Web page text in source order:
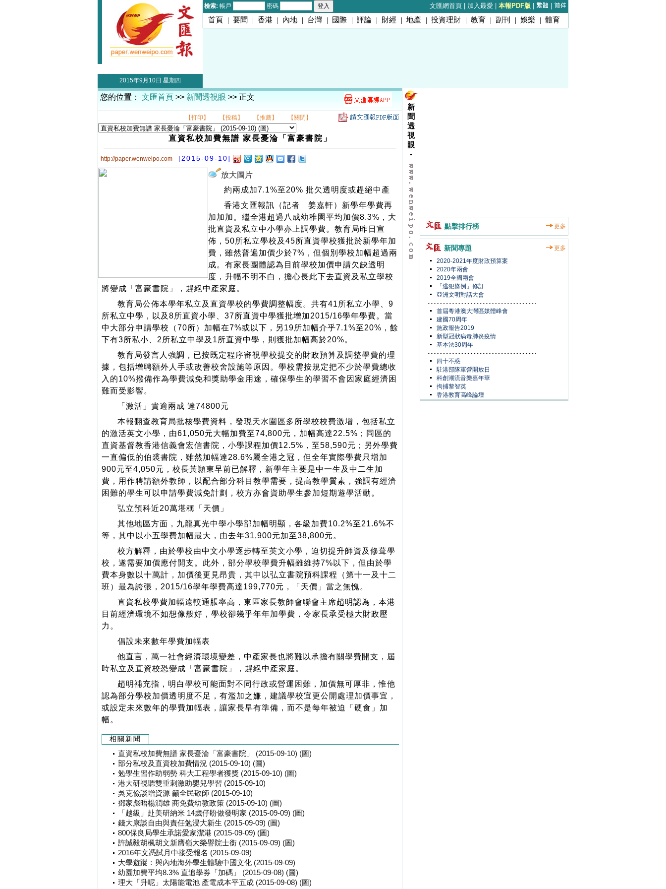
檢索: 帳戶 密碼 文匯網首頁 加入最愛 本報PDF版
首頁 | 要聞 | 香港 | 內地 | 台灣 | 國際 | 評論 | 財經 | 地產 | 投資理財 | 教育 | 副刊 | 娛樂 | 體育
2015年9月10日 星期四
您的位置： 文匯首頁 >> 新聞透視眼 >> 正文
【打印】 【投稿】 【推薦】 【關閉】
直資私校加費無譜 家長憂淪「富豪書院」
http://paper.wenweipo.com [2015-09-10]
放大圖片
約兩成加7.1%至20% 批欠透明度或趕絕中產
香港文匯報訊（記者 姜嘉軒）新學年學費再
加加加。繼全港超過八成幼稚園平均加價8.3%，大
批直資及私立中小學亦上調學費。教育局昨日宣
佈，50所私立學校及45所直資學校獲批於新學年加
費，雖然普遍加價少於7%，但個別學校加幅超過兩
成。有家長團體認為目前學校加價申請欠缺透明
度，升幅不明不白，擔心長此下去直資及私立學校
將變成「富豪書院」，趕絕中產家庭。
教育局公佈本學年私立及直資學校的學費調整幅度。共有41所私立小學、9
所私立中學，以及8所直資小學、37所直資中學獲批增加2015/16學年學費。當
中大部分申請學校（70所）加幅在7%或以下，另19所加幅介乎7.1%至20%，餘
下有3所私小、2所私立中學及1所直資中學，則獲批加幅高於20%。
教育局發言人強調，已按既定程序審視學校提交的財政預算及調整學費的理
據，包括增聘額外人手或改善校舍設施等原因。學校需按規定把不少於學費總收
入的10%撥備作為學費減免和獎助學金用途，確保學生的學習不會因家庭經濟困
難而受影響。
「激活」貴逾兩成 達74800元
本報翻查教育局批核學費資料，發現天水圍區多所學校校費激增，包括私立
的激活英文小學，由61,050元大幅加費至74,800元，加幅高達22.5%；同區的
直資基督教香港信義會宏信書院，小學課程加價12.5%，至58,590元；另外學費
一直偏低的伯裘書院，雖然加幅達28.6%屬全港之冠，但全年實際學費只增加
900元至4,050元，校長黃頴東早前已解釋，新學年主要是中一生及中二生加
費，用作聘請額外教師，以配合部分科目教學需要，提高教學質素，強調有經濟
困難的學生可以申請學費減免計劃，校方亦會資助學生參加短期遊學活動。
弘立預科近20萬堪稱「天價」
其他地區方面，九龍真光中學小學部加幅明顯，各級加費10.2%至21.6%不
等，其中以小五學費加幅最大，由去年31,900元加至38,800元。
校方解釋，由於學校由中文小學逐步轉至英文小學，迫切提升師資及修葺學
校，遂需要加價應付開支。此外，部分學校學費升幅雖維持7%以下，但由於學
費本身數以十萬計，加價後更見昂貴，其中以弘立書院預科課程（第十一及十二
班）最為誇張，2015/16學年學費高達199,770元，「天價」當之無愧。
直資私校學費加幅遠較通脹率高，東區家長教師會聯會主席趙明認為，本港
目前經濟環境不如想像般好，學校卻幾乎年年加學費，令家長承受極大財政壓
力。
倡設未來數年學費加幅表
他直言，萬一社會經濟環境變差，中產家長也將難以承擔有關學費開支，屆
時私立及直資校恐變成「富豪書院」，趕絕中產家庭。
趙明補充指，明白學校可能面對不同行政或營運困難，加價無可厚非，惟他
認為部分學校加價透明度不足，有濫加之嫌，建議學校宜更公開處理加價事宜，
或設定未來數年的學費加幅表，讓家長早有準備，而不是每年被迫「硬食」加
幅。
相關新聞
直資私校加費無譜 家長憂淪「富豪書院」 (2015-09-10) (圖)
部分私校及直資校加費情況 (2015-09-10) (圖)
勉學生習作助弱勢 科大工程學者獲獎 (2015-09-10) (圖)
港大研視聽雙重刺激助嬰兒學習 (2015-09-10)
吳克儉談增資源 籲全民敬師 (2015-09-10)
鄧家彪晤楊潤雄 商免費幼教政策 (2015-09-10) (圖)
「越級」赴美研納米 14歲仔盼做發明家 (2015-09-09) (圖)
錢大康談自由與責任勉浸大新生 (2015-09-09) (圖)
800保良局學生承諾愛家潔港 (2015-09-09) (圖)
許誠毅胡楓胡文新膺嶺大榮譽院士銜 (2015-09-09) (圖)
2016年文憑試月中接受報名 (2015-09-09)
大學遊蹤：與內地海外學生體驗中國文化 (2015-09-09)
幼園加費平均8.3% 直追學券「加碼」 (2015-09-08) (圖)
理大「升呢」太陽能電池 產電成本平五成 (2015-09-08) (圖)
新
聞
透
視
眼
點擊排行榜 更多
新聞專題
更多
2020-2021年度財政預算案
2020年兩會
2019全國兩會
「逃犯條例」修訂
亞洲文明對話大會
首屆粵港澳大灣區媒體峰會
建國70周年
施政報告2019
新型冠狀病毒肺炎疫情
基本法30周年
四十不惑
駐港部隊軍營開放日
科創潮流音樂嘉年華
拘捕黎智英
香港教育高峰論壇